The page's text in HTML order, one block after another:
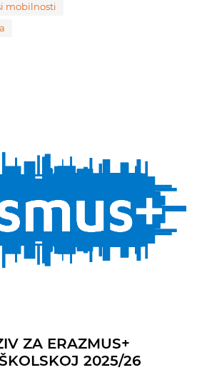
mobilnosti
ZA ERAZMUS+
2025/26